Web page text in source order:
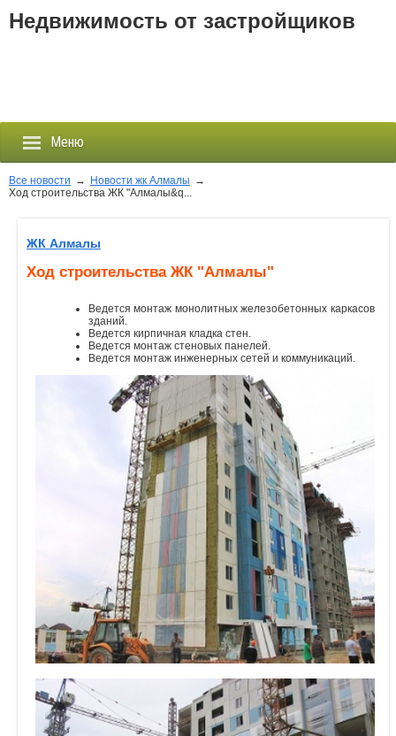
Недвижимость от застройщиков
Меню
Новостройки
Все новости → Новости жк Алмалы →
Ход строительства ЖК "Алмалы&q...
ЖК Алмалы
Ход строительства ЖК "Алмалы"
Ведется монтаж монолитных железобетонных каркасов
зданий.
Ведется кирпичная кладка стен.
Ведется монтаж стеновых панелей.
Ведется монтаж инженерных сетей и коммуникаций.